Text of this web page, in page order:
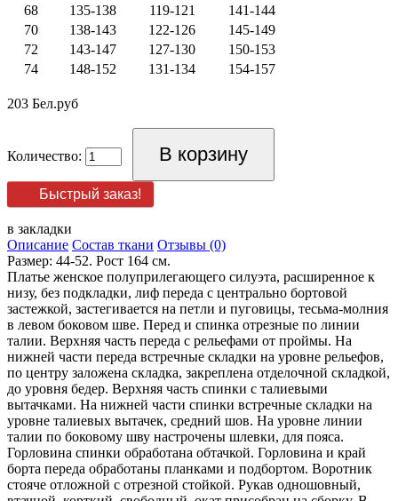
68
135-138 119-121
141-144
70
138-143 122-126
145-149
72
143-147 127-130
150-153
74
148-152 131-134 154-157
203 Бел.руб
Количество:
Быстрый заказ!
в закладки
Описание Состав ткани Отзывы (0)
Размер: 44-52. Рост 164 см.
Платье женское полуприлегающего силуэта, расширенное к
низу, без подкладки, лиф переда с центрально бортовой
застежкой, застегивается на петли и пуговицы, тесьма-молния
в левом боковом шве. Перед и спинка отрезные по линии
талии. Верхняя часть переда с рельефами от проймы. На
нижней части переда встречные складки на уровне рельефов,
по центру заложена складка, закреплена отделочной складкой,
до уровня бедер. Верхняя часть спинки с талиевыми
вытачками. На нижней части спинки встречные складки на
уровне талиевых вытачек, средний шов. На уровне линии
талии по боковому шву настрочены шлевки, для пояса.
Горловина спинки обработана обтачкой. Горловина и край
борта переда обработаны планками и подбортом. Воротник
стояче отложной с отрезной стойкой. Рукав одношовный,